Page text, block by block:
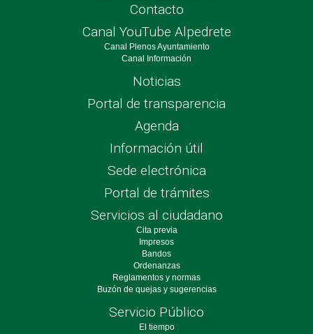
Contacto
Canal YouTube Alpedrete
Canal Plenos Ayuntamiento
Canal Información
Noticias
Portal de transparencia
Agenda
Información útil
Sede electrónica
Portal de trámites
Servicios al ciudadano
Cita previa
Impresos
Bandos
Ordenanzas
Reglamentos y normas
Buzón de quejas y sugerencias
Servicio Público
El tiempo